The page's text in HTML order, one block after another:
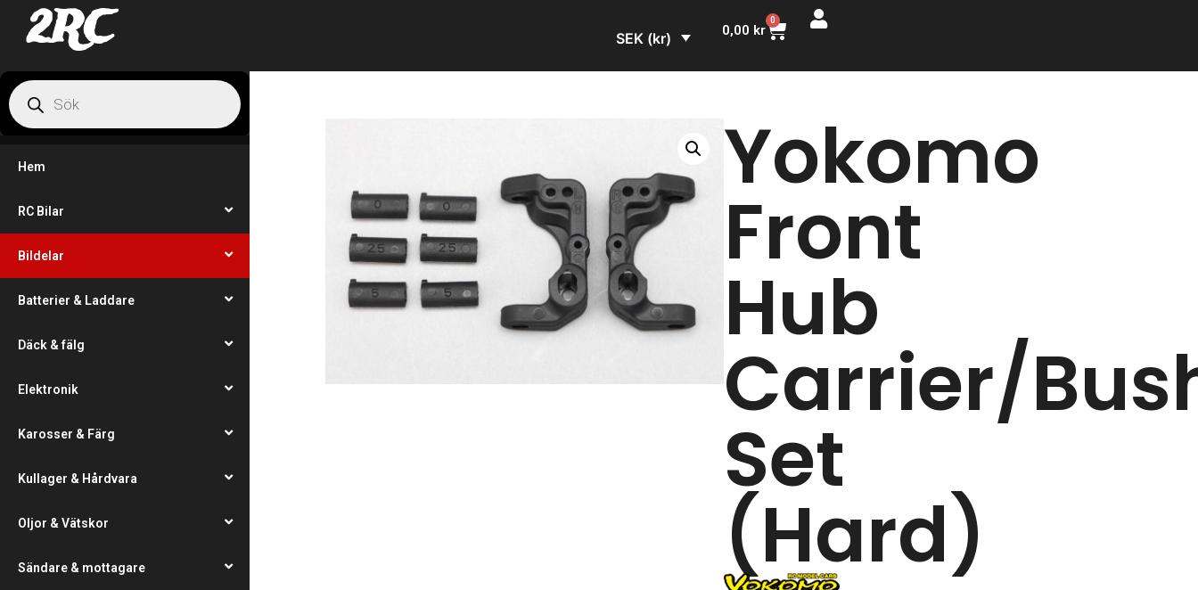
2RC SEK (kr) 0,00 kr
0
Hem
RC Bilar
Bildelar
Batterier & Laddare
Däck & fälg
Elektronik
Karosser & Färg
Kullager & Hårdvara
Oljor & Vätskor
Sändare & mottagare
Yokomo
Front
Hub
Carrier/
Set
(Hard)